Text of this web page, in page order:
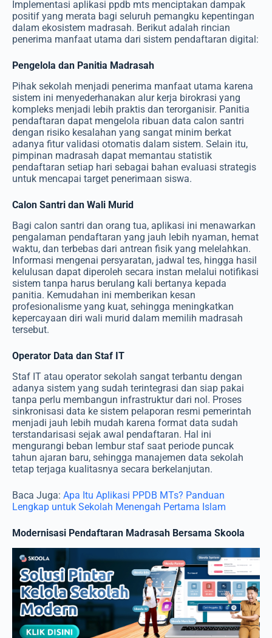
Implementasi aplikasi ppdb mts menciptakan dampak
positif yang merata bagi seluruh pemangku kepentingan
dalam ekosistem madrasah. Berikut adalah rincian
penerima manfaat utama dari sistem pendaftaran digital:
Pengelola dan Panitia Madrasah
Pihak sekolah menjadi penerima manfaat utama karena
sistem ini menyederhanakan alur kerja birokrasi yang
kompleks menjadi lebih praktis dan terorganisir. Panitia
pendaftaran dapat mengelola ribuan data calon santri
dengan risiko kesalahan yang sangat minim berkat
adanya fitur validasi otomatis dalam sistem. Selain itu,
pimpinan madrasah dapat memantau statistik
pendaftaran setiap hari sebagai bahan evaluasi strategis
untuk mencapai target penerimaan siswa.
Calon Santri dan Wali Murid
Bagi calon santri dan orang tua, aplikasi ini menawarkan
pengalaman pendaftaran yang jauh lebih nyaman, hemat
waktu, dan terbebas dari antrean fisik yang melelahkan.
Informasi mengenai persyaratan, jadwal tes, hingga hasil
kelulusan dapat diperoleh secara instan melalui notifikasi
sistem tanpa harus berulang kali bertanya kepada
panitia. Kemudahan ini memberikan kesan
profesionalisme yang kuat, sehingga meningkatkan
kepercayaan diri wali murid dalam memilih madrasah
tersebut.
Operator Data dan Staf IT
Staf IT atau operator sekolah sangat terbantu dengan
adanya sistem yang sudah terintegrasi dan siap pakai
tanpa perlu membangun infrastruktur dari nol. Proses
sinkronisasi data ke sistem pelaporan resmi pemerintah
menjadi jauh lebih mudah karena format data sudah
terstandarisasi sejak awal pendaftaran. Hal ini
mengurangi beban lembur staf saat periode puncak
tahun ajaran baru, sehingga manajemen data sekolah
tetap terjaga kualitasnya secara berkelanjutan.
Baca Juga: Apa Itu Aplikasi PPDB MTs? Panduan
Lengkap untuk Sekolah Menengah Pertama Islam
Modernisasi Pendaftaran Madrasah Bersama Skoola